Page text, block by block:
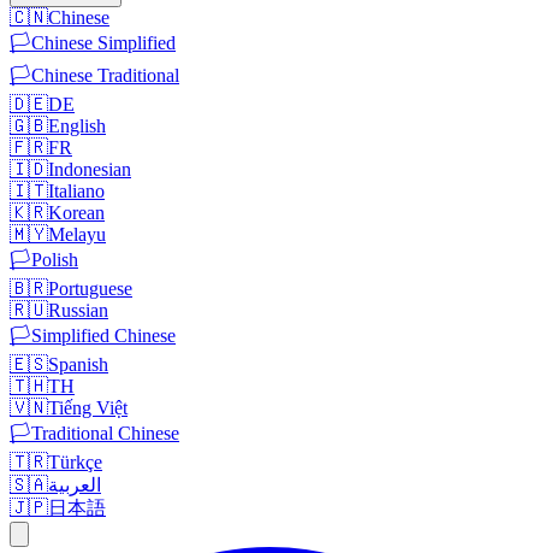
🇨🇳Chinese
🏳️Chinese Simplified
🏳️Chinese Traditional
🇩🇪DE
🇬🇧English
🇫🇷FR
🇮🇩Indonesian
🇮🇹Italiano
🇰🇷Korean
🇲🇾Melayu
🏳️Polish
🇧🇷Portuguese
🇷🇺Russian
🏳️Simplified Chinese
🇪🇸Spanish
🇹🇭TH
🇻🇳Tiếng Việt
🏳️Traditional Chinese
🇹🇷Türkçe
🇸🇦العربية
🇯🇵日本語